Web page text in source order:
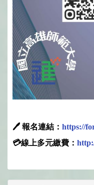
🖊 報名連結： https://
💳線上多元繳費：